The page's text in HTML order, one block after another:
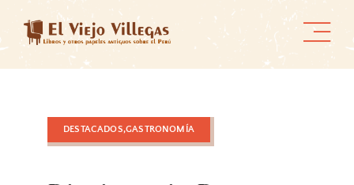
content
DESTACADOS,GASTRONOMÍA